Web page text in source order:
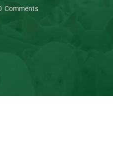
Comments